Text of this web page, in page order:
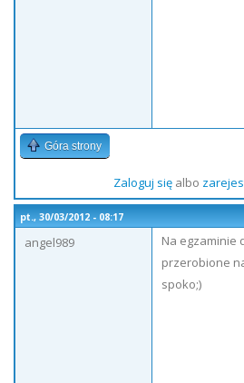
Góra strony
Zaloguj sięalbo
pt., 30/03/2012 - 08:17
angel989
Na egzaminie
przerobione
spoko;)